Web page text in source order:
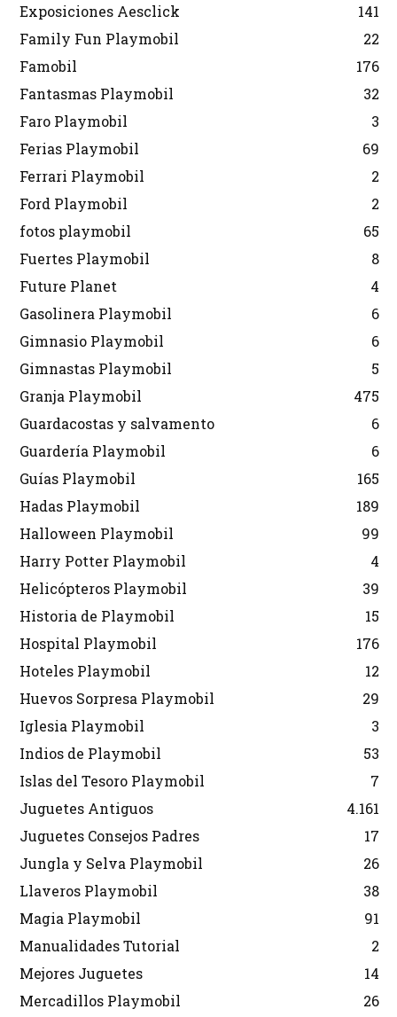
Exposiciones Aesclick
141
Family Fun Playmobil
22
Famobil
176
Fantasmas Playmobil
32
Faro Playmobil
3
Ferias Playmobil
69
Ferrari Playmobil
2
Ford Playmobil
2
fotos playmobil
65
Fuertes Playmobil
8
Future Planet
4
Gasolinera Playmobil
6
Gimnasio Playmobil
6
Gimnastas Playmobil
5
Granja Playmobil
475
Guardacostas y salvamento
6
Guardería Playmobil
6
Guías Playmobil
165
Hadas Playmobil
189
Halloween Playmobil
99
Harry Potter Playmobil
4
Helicópteros Playmobil
39
Historia de Playmobil
15
Hospital Playmobil
176
Hoteles Playmobil
12
Huevos Sorpresa Playmobil
29
Iglesia Playmobil
3
Indios de Playmobil
53
Islas del Tesoro Playmobil
7
Juguetes Antiguos
4.161
Juguetes Consejos Padres
17
Jungla y Selva Playmobil
26
Llaveros Playmobil
38
Magia Playmobil
91
Manualidades Tutorial
2
Mejores Juguetes
14
Mercadillos Playmobil
26